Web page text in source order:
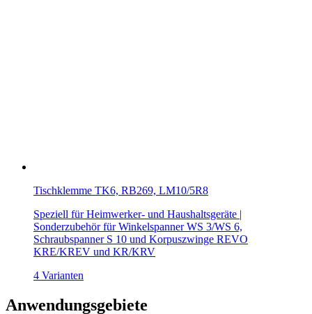
Tischklemme TK6, RB269, LM10/5R8
Speziell für Heimwerker- und Haushaltsgeräte |
Sonderzubehör für Winkelspanner WS 3/WS 6,
Schraubspanner S 10 und Korpuszwinge REVO
KRE/KREV und KR/KRV
4 Varianten
Anwendungsgebiete